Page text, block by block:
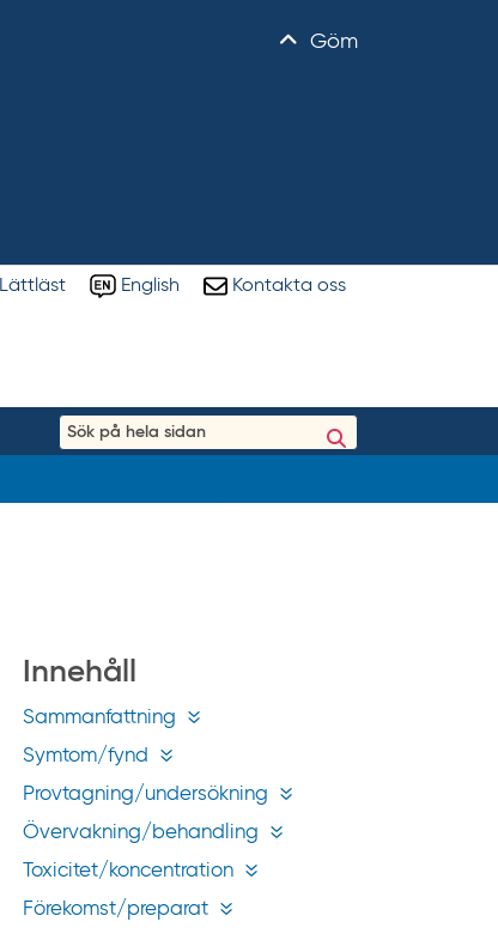
Göm
Lättläst English Kontakta oss
S
ö
t
i
o
.
s
e
Innehåll
Sammanfattning
Symtom/fynd
Provtagning/undersökning
Övervakning/behandling
Toxicitet/koncentration
Förekomst/preparat